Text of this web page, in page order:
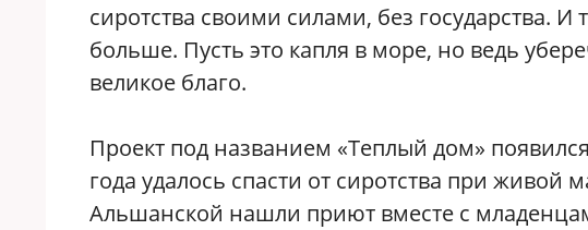
сиротства своими силами, без государства. И
больше. Пусть это капля в море, но ведь
великое благо.
Проект под названием «Теплый дом»
года удалось спасти от сиротства при живой
Альшанской нашли приют вместе с